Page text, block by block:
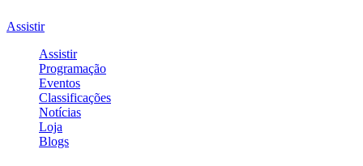
Assistir
Assistir
Programação
Eventos
Classificações
Notícias
Loja
Blogs